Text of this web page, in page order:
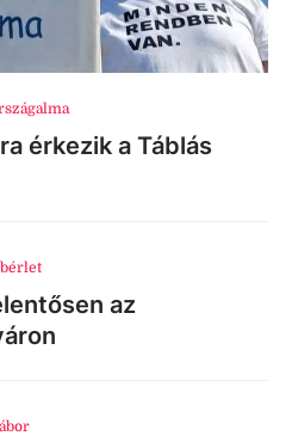
érkezik a Táblás
az